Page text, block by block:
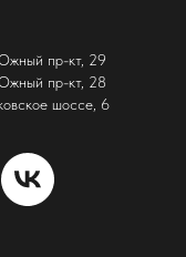
пр-кт, 29
пр-кт, 28
шоссе, 6